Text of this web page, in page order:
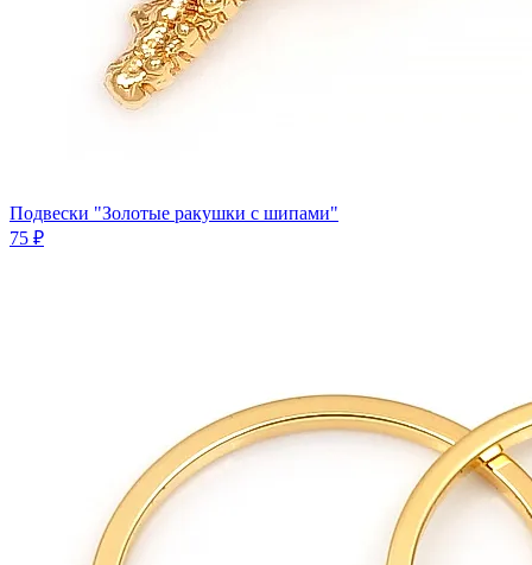
Подвески "Золотые ракушки с шипами"
75 ₽